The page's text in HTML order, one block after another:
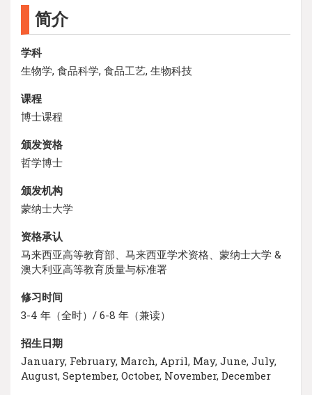
简介
学科
生物学, 食品科学, 食品工艺, 生物科技
课程
博士课程
颁发资格
哲学博士
颁发机构
蒙纳士大学
资格承认
马来西亚高等教育部、马来西亚学术资格、蒙纳士大学 &
澳大利亚高等教育质量与标准署
修习时间
3-4 年（全时）/ 6-8 年（兼读）
招生日期
January, February, March, April, May, June, July,
August, September, October, November, December